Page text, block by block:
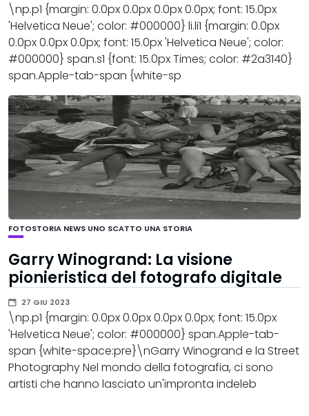
\np.p1 {margin: 0.0px 0.0px 0.0px 0.0px; font: 15.0px
'Helvetica Neue'; color: #000000} li.li1 {margin: 0.0px
0.0px 0.0px 0.0px; font: 15.0px 'Helvetica Neue'; color:
#000000} span.s1 {font: 15.0px Times; color: #2a3140}
span.Apple-tab-span {white-sp
FOTOSTORIA NEWS UNO SCATTO UNA STORIA
Garry Winogrand: La visione
pionieristica del fotografo digitale
27 GIU 2023
\np.p1 {margin: 0.0px 0.0px 0.0px 0.0px; font: 15.0px
'Helvetica Neue'; color: #000000} span.Apple-tab-
span {white-space:pre}\nGarry Winogrand e la Street
Photography Nel mondo della fotografia, ci sono
artisti che hanno lasciato un'impronta indeleb